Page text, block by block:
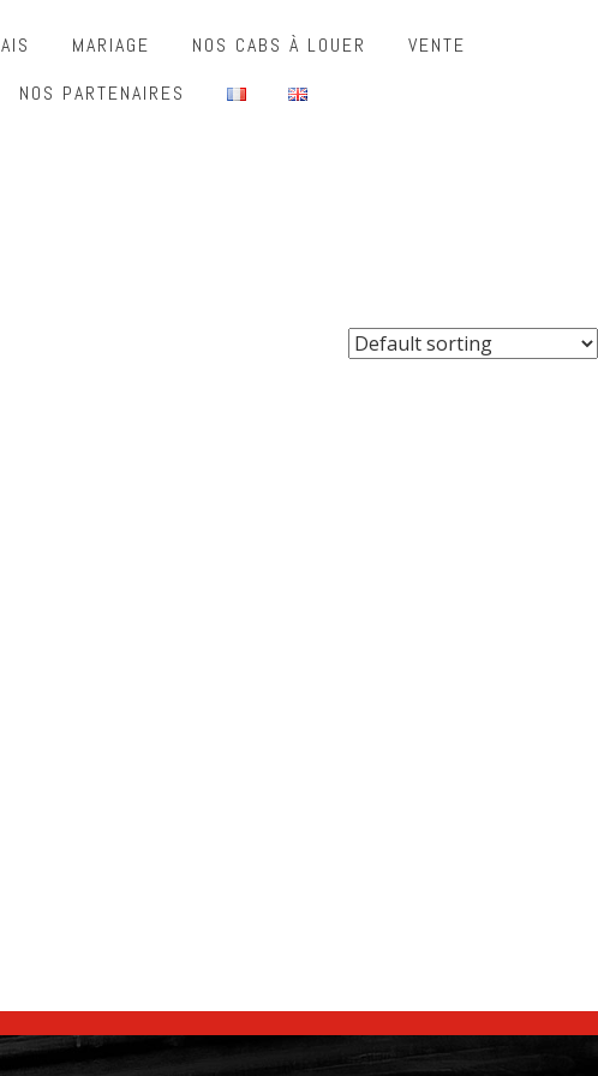
MARIAGE NOS CABS À LOUER
VENTE
NOS PARTENAIRES